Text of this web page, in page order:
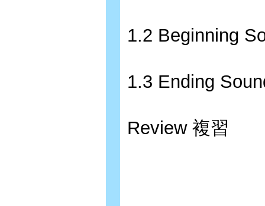
1.2 Beginning
1.3 Ending
Review 複習